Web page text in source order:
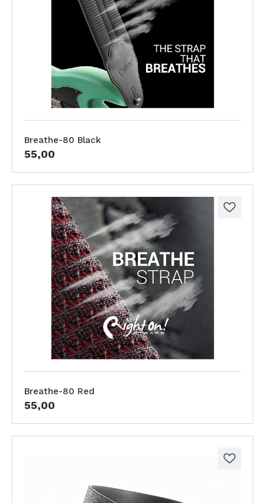
Breathe-80 Black
55,00
Breathe-80 Red
55,00